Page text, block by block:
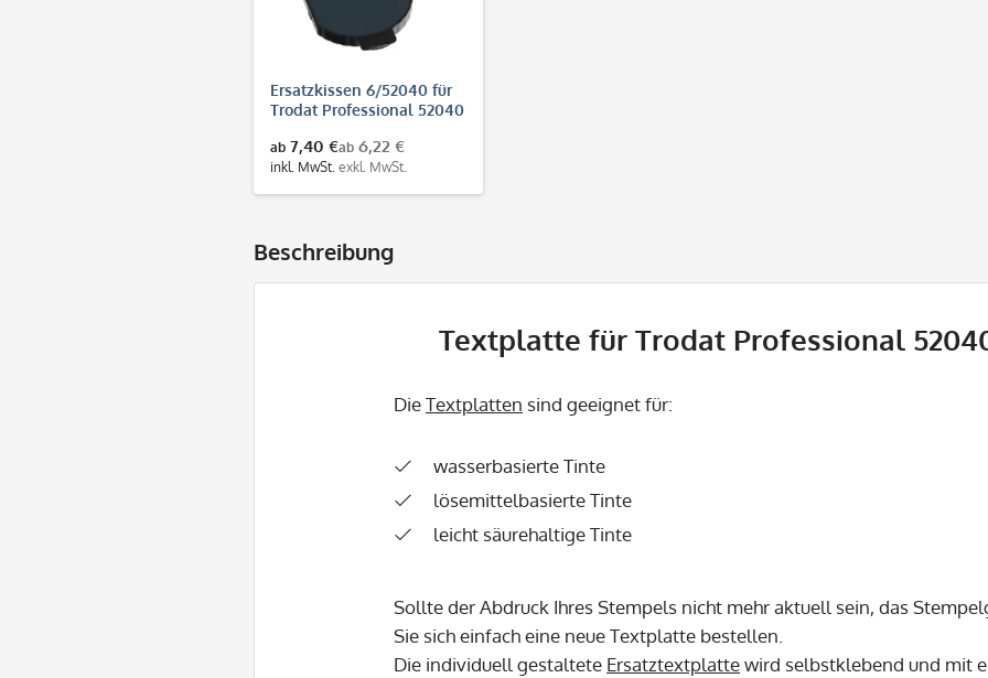
Ersatzkissen 6/52040 für
Trodat Professional 52040
ab 7,40 €
inkl. MwSt.
ab 6,22 €
exkl. MwSt.
Beschreibung
Textplatte für Trodat Professional
DieTextplatten sind geeignet für:
wasserbasierte Tinte
lösemittelbasierte Tinte
leicht säurehaltige Tinte
Sollte der Abdruck Ihres Stempels nicht mehr aktuell sein, das
Sie sich einfach eine neue Textplatte bestellen.
Die individuell gestaltete Ersatztextplattewird selbstklebend und mit